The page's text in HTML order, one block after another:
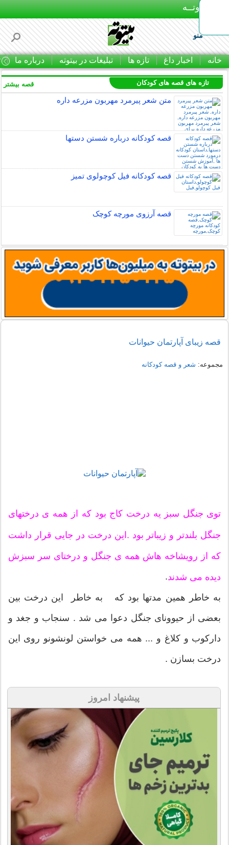
بـیتوتــه
منو
خانه اخبار داغ تازه ها تبلیغات در بیتوته درباره ما
تازه های قصه های کودکان
متن شعر پیرمرد مهربون مزرعه داره
قصه کودکانه درباره شستن دستها
قصه کودکانه فیل کوچولوی تمیز
قصه آرزوی مورچه کوچک
قصه بیشتر
قصه زیبای آپارتمان حیوانات
مجموعه: شعر و قصه کودکانه
توی جنگل سبز یه درخت کاج بود که از همه ی درختهای
جنگل بلندتر و زیباتر بود .این درخت در جایی قرار داشت
که از رویشاخه هاش همه ی جنگل و درختای سر سبزش
دیده می شدند.
به خاطر همین مدتها بود که به خاطر این درخت بین
بعضی از حیوونای جنگل دعوا می شد . سنجاب و جغد و
دارکوب و کلاغ و ... همه می خواستن لونشونو روی این
درخت بسازن .
پیشنهاد امروز